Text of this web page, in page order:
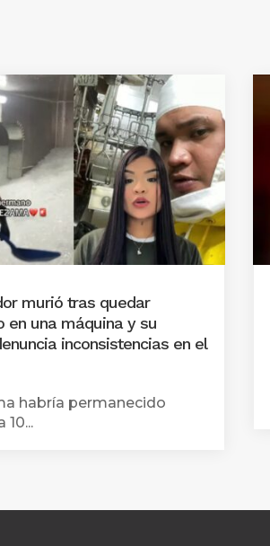
murió tras quedar
en una máquina y su
inconsistencias en el
habría permanecido
10...